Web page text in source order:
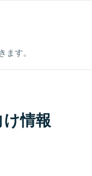
す。
情報